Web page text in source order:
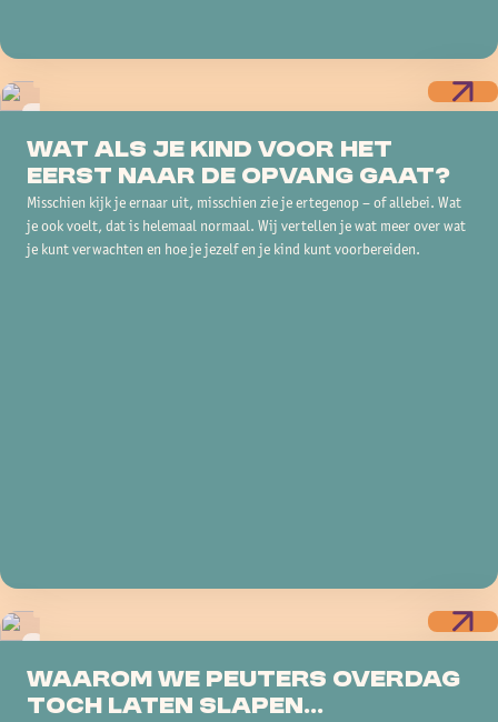
Wat als je kind voor het
eerst naar de opvang gaat?
Misschien kijk je ernaar uit, misschien zie je ertegenop – of allebei. Wat
je ook voelt, dat is helemaal normaal. Wij vertellen je wat meer over wat
je kunt verwachten en hoe je jezelf en je kind kunt voorbereiden.
Waarom we peuters overdag
toch laten slapen...